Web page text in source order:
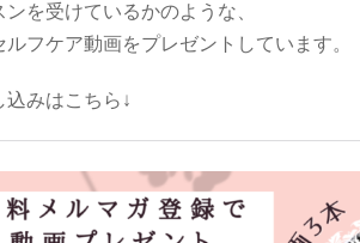
ンを受けているかのような、
フケア動画をプレゼントしています。
みはこちら↓